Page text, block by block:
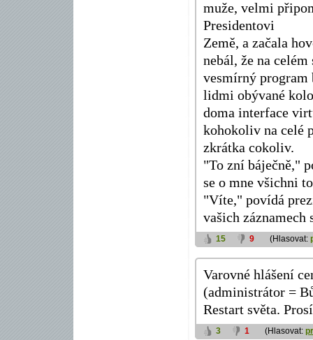
muže, velmi
Presidentovi
Země, a začala
nebál, že na
vesmírný program
lidmi obývané
doma interface
kohokoliv na celé
zkrátka cokoliv.
"To zní báječně,"
se o mne všichni
"Víte," povídá
vašich záznamech
15 9 (Hlasovat:
Varovné hlášení
(administrátor =
Restart světa.
3 1 (Hlasovat: